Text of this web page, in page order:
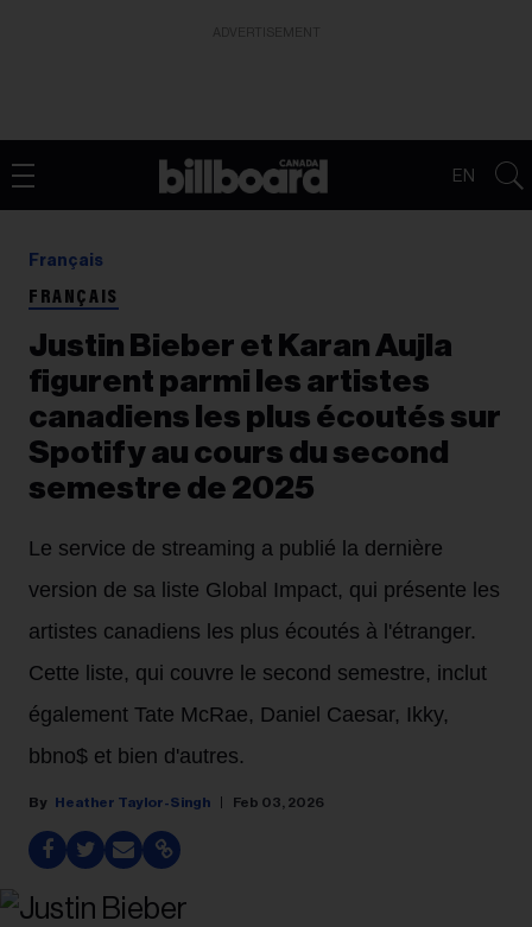
EN
Français
FRANÇAIS
Justin Bieber et Karan Aujla
figurent parmi les artistes
canadiens les plus écoutés sur
Spotify au cours du second
semestre de 2025
Le service de streaming a publié la dernière
version de sa liste Global Impact, qui présente les
artistes canadiens les plus écoutés à l'étranger.
Cette liste, qui couvre le second semestre, inclut
également Tate McRae, Daniel Caesar, Ikky,
bbno$ et bien d'autres.
Heather Taylor-Singh Feb 03, 2026